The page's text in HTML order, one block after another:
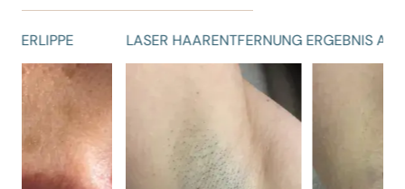
LASER HAARENTFERNUNG ERGEBNIS ACHSELHÖHLEN